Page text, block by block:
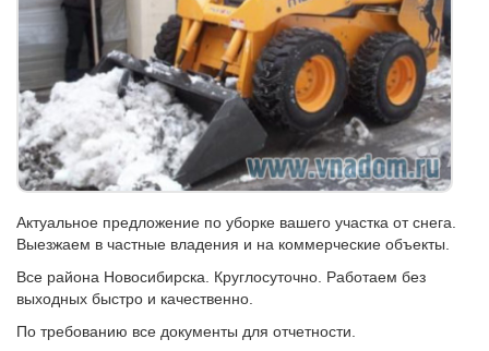
Актуальное предложение по уборке вашего участка от снега.
Выезжаем в частные владения и на коммерческие объекты.
Все района Новосибирска. Круглосуточно. Работаем без
выходных быстро и качественно.
По требованию все документы для отчетности.